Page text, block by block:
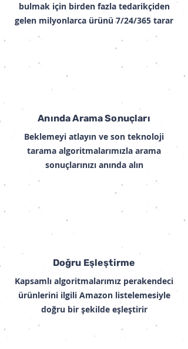
bulmak için birden fazla tedarikçiden
gelen milyonlarca ürünü 7/24/365 tarar
Anında Arama Sonuçları
Beklemeyi atlayın ve son teknoloji
tarama algoritmalarımızla arama
sonuçlarınızı anında alın
Doğru Eşleştirme
Kapsamlı algoritmalarımız perakendeci
ürünlerini ilgili Amazon listelemesiyle
doğru bir şekilde eşleştirir